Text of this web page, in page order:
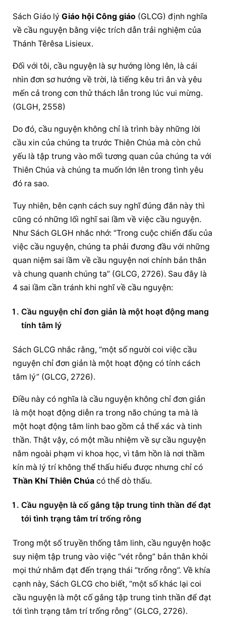
Sách Giáo lý Giáo hội Công giáo (GLCG) định nghĩa
về cầu nguyện bằng việc trích dẫn trải nghiệm của
Thánh Têrêsa Lisieux.
Đối với tôi, cầu nguyện là sự hướng lòng lên, là cái
nhìn đơn sơ hướng về trời, là tiếng kêu tri ân và yêu
mến cả trong cơn thử thách lẫn trong lúc vui mừng.
(GLGH, 2558)
Do đó, cầu nguyện không chỉ là trình bày những lời
cầu xin của chúng ta trước Thiên Chúa mà còn chủ
yếu là tập trung vào mối tương quan của chúng ta với
Thiên Chúa và chúng ta muốn lớn lên trong tình yêu
đó ra sao.
Tuy nhiên, bên cạnh cách suy nghĩ đúng đắn này thì
cũng có những lối nghĩ sai lầm về việc cầu nguyện.
Như Sách GLGH nhắc nhớ: “Trong cuộc chiến đấu của
việc cầu nguyện, chúng ta phải đương đầu với những
quan niệm sai lầm về cầu nguyện nơi chính bản thân
và chung quanh chúng ta” (GLCG, 2726). Sau đây là
4 sai lầm cần tránh khi nghĩ về cầu nguyện:
Cầu nguyện chỉ đơn giản là một hoạt động mang
tính tâm lý
Sách GLCG nhắc rằng, “một số người coi việc cầu
nguyện chỉ đơn giản là một hoạt động có tính cách
tâm lý” (GLCG, 2726).
Điều này có nghĩa là cầu nguyện không chỉ đơn giản
là một hoạt động diễn ra trong não chúng ta mà là
một hoạt động tâm linh bao gồm cả thể xác và tinh
thần. Thật vậy, có một mầu nhiệm về sự cầu nguyện
nằm ngoài phạm vi khoa học, vì tâm hồn là nơi thầm
Thần Khí Thiên Chúa có thể dò thấu.
Cầu nguyện là cố gắng tập trung tinh thần để đạt
tới tình trạng tâm trí trống rỗng
Trong một số truyền thống tâm linh, cầu nguyện hoặc
suy niệm tập trung vào việc “vét rỗng” bản thân khỏi
mọi thứ nhằm đạt đến trạng thái “trống rỗng”. Về khía
cầu nguyện là một cố gắng tập trung tinh thần để đạt
tới tình trạng tâm trí trống rỗng” (GLCG, 2726).